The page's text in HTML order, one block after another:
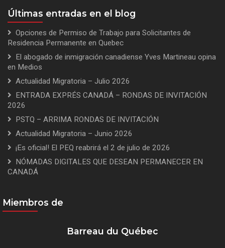
Últimas entradas en el blog
Opciones de Permiso de Trabajo para Solicitantes de
Residencia Permanente en Quebec
El abogado de inmigración canadiense Yves Martineau opina
en Medios
Actualidad Migratoria – Julio 2026
ENTRADA EXPRÉS CANADÁ – RONDAS DE INVITACIÓN
2026
PSTQ – ARRIMA RONDAS DE INVITACIÓN
Actualidad Migratoria – Junio 2026
¡Es oficial! El PEQ reabrirá el 2 de julio de 2026
NÓMADAS DIGITALES QUE DESEAN PERMANECER EN
CANADÁ
Miembros de
Barreau du Québec